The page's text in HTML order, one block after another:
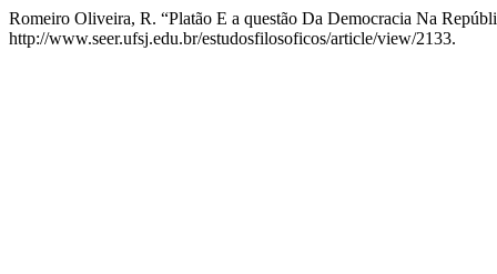
Romeiro Oliveira, R. “Platão E a questão Da Democracia Na
http://www.seer.ufsj.edu.br/estudosfilosoficos/article/view/2133.